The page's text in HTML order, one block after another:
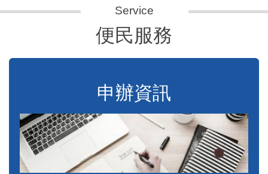
便民服務
申辦資訊